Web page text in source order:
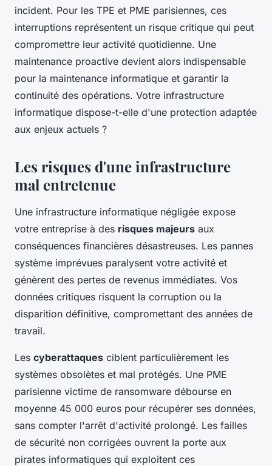
incident. Pour les TPE et PME parisiennes, ces
interruptions représentent un risque critique qui peut
compromettre leur activité quotidienne. Une
maintenance proactive devient alors indispensable
pour la maintenance informatique et garantir la
continuité des opérations. Votre infrastructure
informatique dispose-t-elle d'une protection adaptée
aux enjeux actuels ?
Les risques d'une infrastructure
mal entretenue
Une infrastructure informatique négligée expose
votre entreprise à des risques majeurs aux
conséquences financières désastreuses. Les pannes
système imprévues paralysent votre activité et
génèrent des pertes de revenus immédiates. Vos
données critiques risquent la corruption ou la
disparition définitive, compromettant des années de
travail.
Les cyberattaques ciblent particulièrement les
systèmes obsolètes et mal protégés. Une PME
parisienne victime de ransomware débourse en
moyenne 45 000 euros pour récupérer ses données,
sans compter l'arrêt d'activité prolongé. Les failles
de sécurité non corrigées ouvrent la porte aux
pirates informatiques qui exploitent ces